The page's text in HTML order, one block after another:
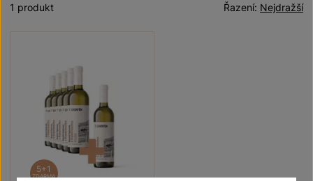
Nejdražší
Řazení:
1 produkt
5+1
ZDARMA